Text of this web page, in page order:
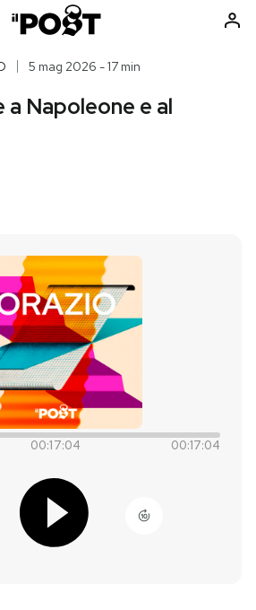
Auto
Ok Boomer!
Media
Europa
Altrecose
Mondiali calcio 2026
5 mag 2026 - 17 min
a Napoleone e al
00:17:04 00:17:04